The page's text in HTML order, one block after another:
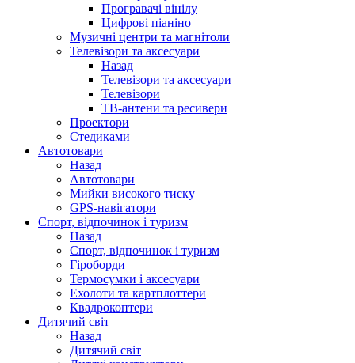
Програвачі вінілу
Цифрові піаніно
Музичні центри та магнітоли
Телевізори та аксесуари
Назад
Телевізори та аксесуари
Телевізори
ТВ-антени та ресивери
Проектори
Стедиками
Автотовари
Назад
Автотовари
Мийки високого тиску
GPS-навігатори
Спорт, відпочинок і туризм
Назад
Спорт, відпочинок і туризм
Гіроборди
Термосумки і аксесуари
Ехолоти та картплоттери
Квадрокоптери
Дитячий світ
Назад
Дитячий світ